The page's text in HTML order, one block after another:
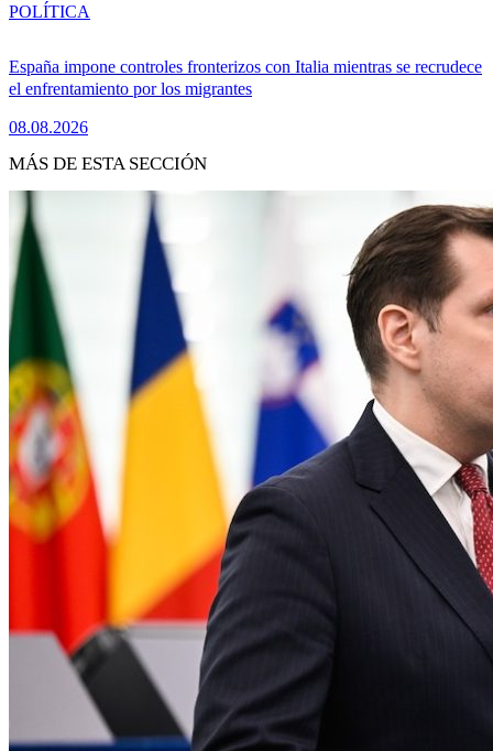
España impone controles fronterizos con Italia mientras se recrudece
el enfrentamiento por los migrantes
08.08.2026
POLÍTICA
MÁS DE ESTA SECCIÓN